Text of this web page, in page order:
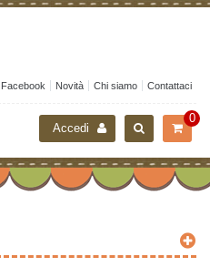
Facebook Novità Chi siamo Contattaci
0
Accedi